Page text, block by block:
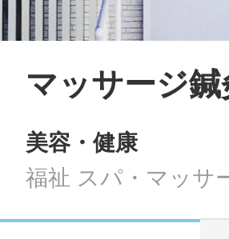
SMS
メール
マッサージ
美容・健康
福祉 スパ・マッサ
地域に